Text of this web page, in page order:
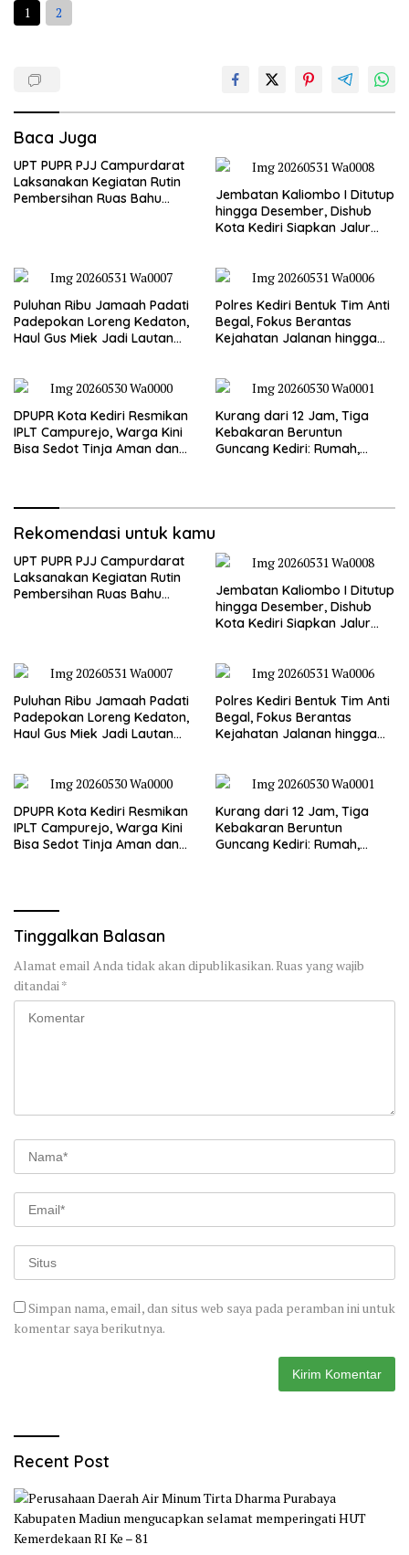
1 2
Baca Juga
UPT PUPR PJJ Campurdarat
Laksanakan Kegiatan Rutin
Pembersihan Ruas Bahu
Jembatan Kaliombo I Ditutup
hingga Desember, Dishub
Kota Kediri Siapkan Jalur
Puluhan Ribu Jamaah Padati
Padepokan Loreng Kedaton,
Haul Gus Miek Jadi Lautan
Polres Kediri Bentuk Tim Anti
Begal, Fokus Berantas
Kejahatan Jalanan hingga
DPUPR Kota Kediri Resmikan
IPLT Campurejo, Warga Kini
Bisa Sedot Tinja Aman dan
Kurang dari 12 Jam, Tiga
Kebakaran Beruntun
Guncang Kediri: Rumah,
Rekomendasi untuk kamu
UPT PUPR PJJ Campurdarat
Laksanakan Kegiatan Rutin
Pembersihan Ruas Bahu
Jembatan Kaliombo I Ditutup
hingga Desember, Dishub
Kota Kediri Siapkan Jalur
Puluhan Ribu Jamaah Padati
Padepokan Loreng Kedaton,
Haul Gus Miek Jadi Lautan
Polres Kediri Bentuk Tim Anti
Begal, Fokus Berantas
Kejahatan Jalanan hingga
DPUPR Kota Kediri Resmikan
IPLT Campurejo, Warga Kini
Bisa Sedot Tinja Aman dan
Kurang dari 12 Jam, Tiga
Kebakaran Beruntun
Guncang Kediri: Rumah,
Tinggalkan Balasan
Alamat email Anda tidak akan dipublikasikan.Ruas yang wajib
ditandai *
Simpan nama, email, dan situs web saya pada peramban ini untuk
komentar saya berikutnya.
Recent Post